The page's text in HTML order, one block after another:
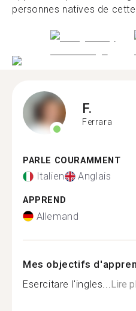
personnes natives de
F.
Ferrara
PARLE COURAMMENT
Italien Anglais
APPREND
Allemand
Mes objectifs
Esercitare l'ingles... Lire